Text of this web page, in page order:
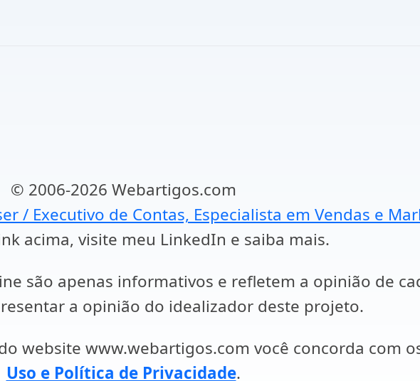
© 2006-2026 Webartigos.com
/ Executivo de Contas, Especialista em Vendas e
acima, visite meu LinkedIn e saiba mais.
são apenas informativos e refletem a opinião de
a opinião do idealizador deste projeto.
website www.webartigos.com você concorda com
Uso e Política de Privacidade.